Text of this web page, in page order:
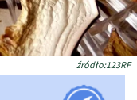
źródło:123RF